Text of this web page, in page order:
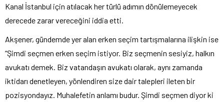
Kanal İstanbul için atılacak her türlü adımın dönülemeyecek
derecede zarar vereceğini iddia etti.
Akşener, gündemde yer alan erken seçim tartışmalarına ilişkin ise
“Şimdi seçmen erken seçim istiyor. Biz seçmenin sesiyiz, halkın
avukatı demek. Biz vatandaşın avukatı olarak, aynı zamanda
iktidarı denetleyen, yönlendiren size dair talepleri ileten bir
pozisyondayız. Muhalefetin anlamı budur. Şimdi seçmen diyor ki